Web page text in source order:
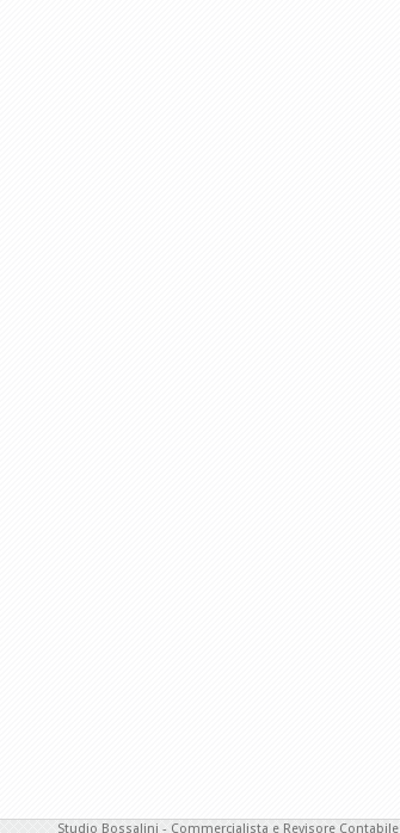
Studio Bossalini - Commercialista e Revisore Contabile